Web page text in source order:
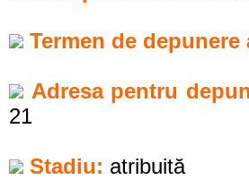
Termen de depunere
Adresa pentru
21
Stadiu: atribuită